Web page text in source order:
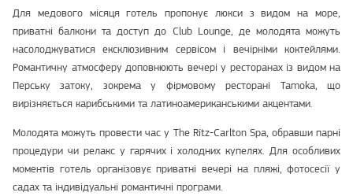
Для медового місяця готель пропонує люкси з видом на море,
приватні балкони та доступ до Club Lounge, де молодята можуть
насолоджуватися ексклюзивним сервісом і вечірніми коктейлями.
Романтичну атмосферу доповнюють вечері у ресторанах із видом на
Перську затоку, зокрема у фірмовому ресторані Tamoka, що
вирізняється карибськими та латиноамериканськими акцентами.
Молодята можуть провести час у The Ritz-Carlton Spa, обравши парні
процедури чи релакс у гарячих і холодних купелях. Для особливих
моментів готель організовує приватні вечері на пляжі, фотосесії у
садах та індивідуальні романтичні програми.